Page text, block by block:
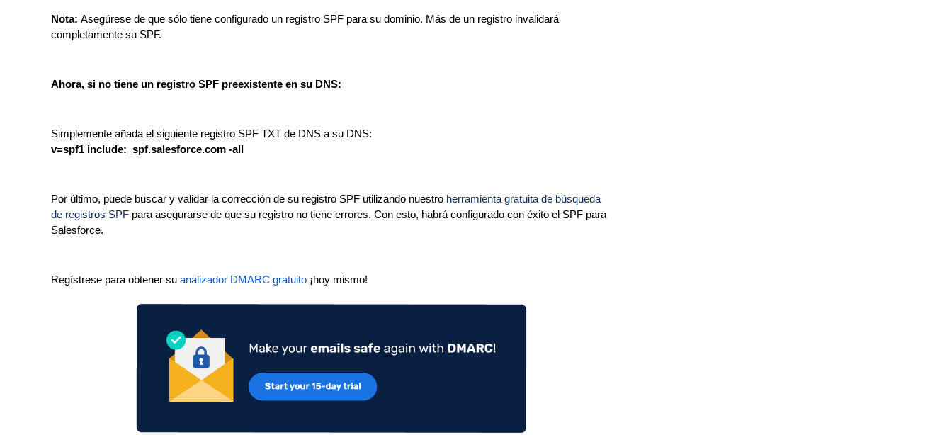
Nota: Asegúrese de que sólo tiene configurado un registro SPF para su dominio. Más de un registro invalidará
completamente su SPF.
Ahora, si no tiene un registro SPF preexistente en su DNS:
Simplemente añada el siguiente registro SPF TXT de DNS a su DNS:
v=spf1 include:_spf.salesforce.com -all
Por último, puede buscar y validar la corrección de su registro SPF utilizando nuestro herramienta gratuita de búsqueda
de registros SPF para asegurarse de que su registro no tiene errores. Con esto, habrá configurado con éxito el SPF para
Salesforce.
Regístrese para obtener su analizador DMARC gratuito ¡hoy mismo!